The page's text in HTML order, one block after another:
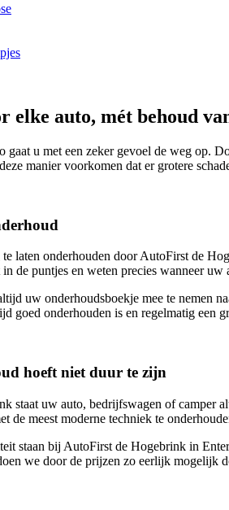
elke auto, mét behoud
gaat u met een zeker gevoel de weg op.
manier voorkomen dat er grotere
laten onderhouden door AutoFirst de
de puntjes en weten precies wanneer uw
uw onderhoudsboekje mee te nemen
goed onderhouden is en regelmatig een
hoeft niet duur te zijn
staat uw auto, bedrijfswagen of camper
de meest moderne techniek te
staan bij AutoFirst de Hogebrink in
we door de prijzen zo eerlijk mogelijk